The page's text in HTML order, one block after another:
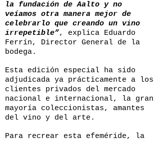
la fundación de Aalto y no
veíamos otra manera mejor de
celebrarlo que creando un vino
irrepetible”, explica Eduardo
Ferrín, Director General de la
bodega.
Esta edición especial ha sido
adjudicada ya prácticamente a los
clientes privados del mercado
nacional e internacional, la gran
mayoría coleccionistas, amantes
del vino y del arte.
Para recrear esta efeméride, la